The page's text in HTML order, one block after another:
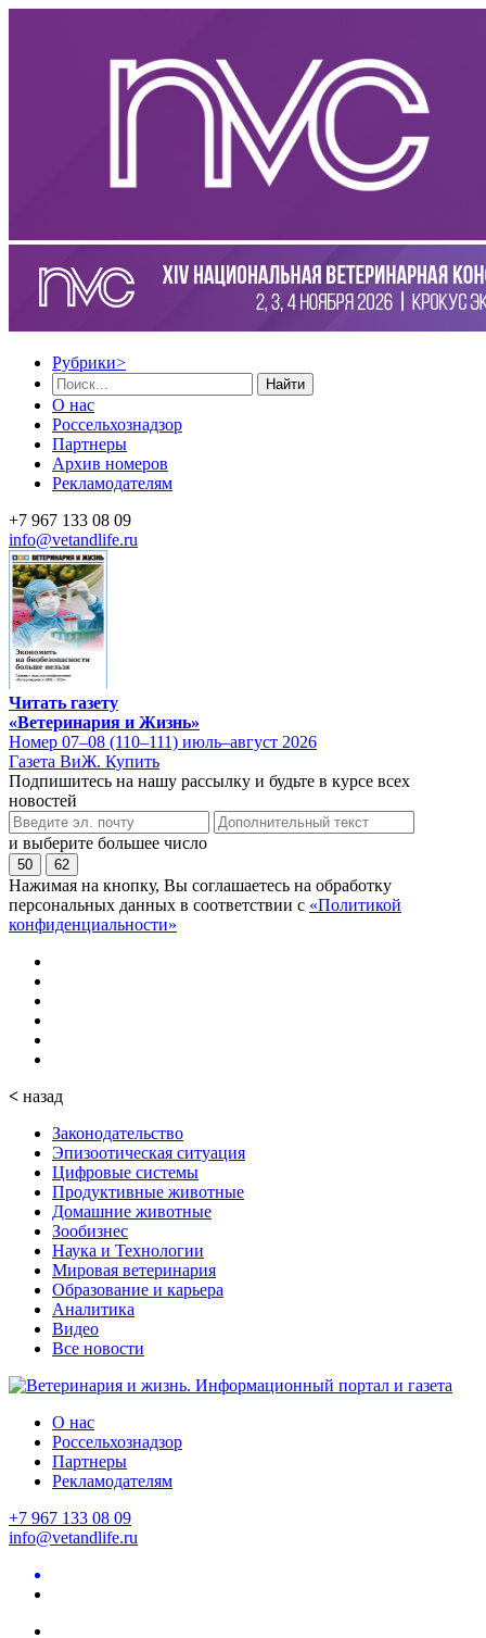
Рубрики>
Найти
О нас
Россельхознадзор
Партнеры
Архив номеров
Рекламодателям
+7 967 133 08 09
info@vetandlife.ru
Читать газету
«Ветеринария и Жизнь»
Номер 07–08 (110–111) июль–август 2026
Газета ВиЖ. Купить
Подпишитесь на нашу рассылку и будьте в курсе всех
новостей
и выберите большее число
50 62
Нажимая на кнопку, Вы соглашаетесь на обработку
персональных данных в соответствии с «Политикой
конфиденциальности»
< назад
Законодательство
Эпизоотическая ситуация
Цифровые системы
Продуктивные животные
Домашние животные
Зообизнес
Наука и Технологии
Мировая ветеринария
Образование и карьера
Аналитика
Видео
Все новости
О нас
Россельхознадзор
Партнеры
Рекламодателям
+7 967 133 08 09
info@vetandlife.ru